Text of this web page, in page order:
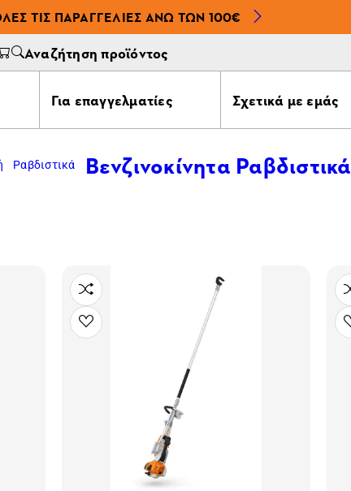
ΤΙΣ ΠΑΡΑΓΓΕΛΊΕΣ ΆΝΩ ΤΩΝ 100€
Αναζήτηση προϊόντος
Για επαγγελματίες Σχετικά με εμάς
Ραβδιστικά Βενζινοκίνητα Ραβδιστικά